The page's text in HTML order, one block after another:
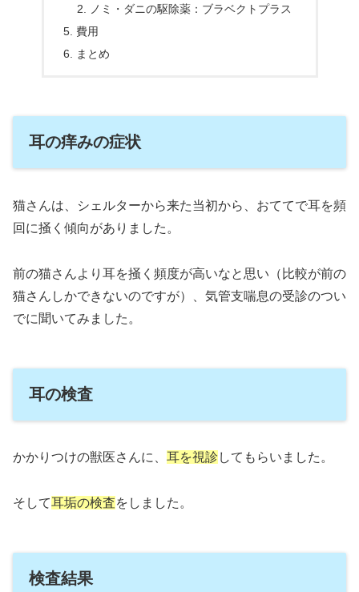
ノミ・ダニの駆除薬：ブラベクトプラス
費用
まとめ
耳の痒みの症状
猫さんは、シェルターから来た当初から、おててで耳を頻
回に掻く傾向がありました。
前の猫さんより耳を掻く頻度が高いなと思い（比較が前の
猫さんしかできないのですが）、気管支喘息の受診のつい
でに聞いてみました。
耳の検査
かかりつけの獣医さんに、 耳を視診 してもらいました。
そして耳垢の検査をしました。
検査結果